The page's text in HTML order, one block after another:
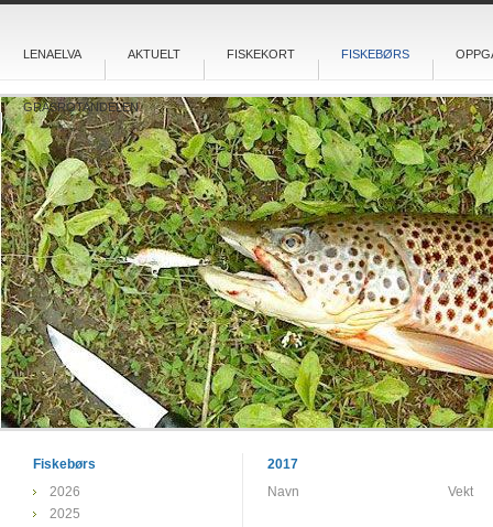
LENAELVA AKTUELT FISKEKORT FISKEBØRS
GRASROTANDELEN
Fiskebørs
2026
2025
2017
Navn
Vekt